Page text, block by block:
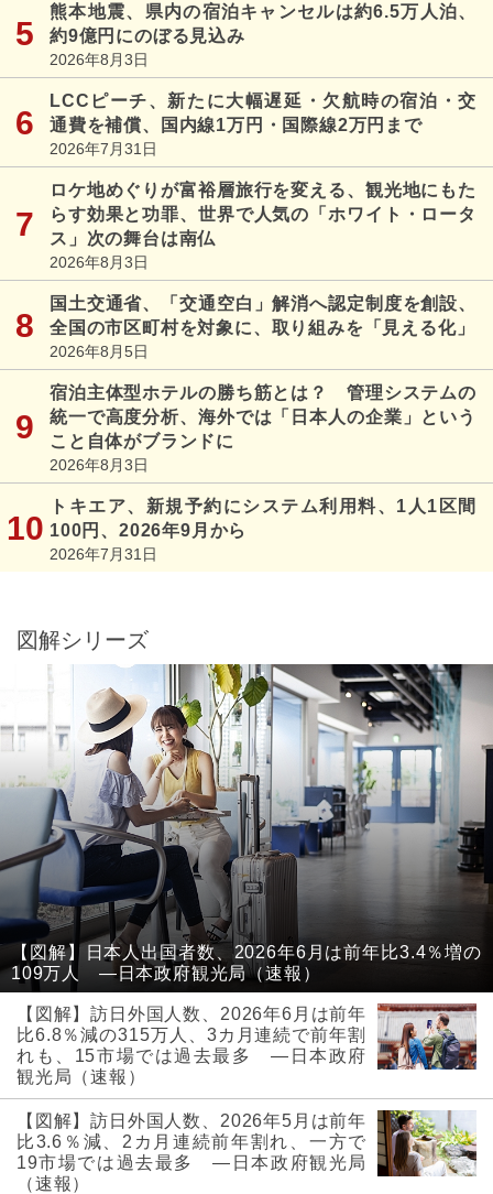
熊本地震、県内の宿泊キャンセルは約6.5万人泊、
約9億円にのぼる見込み
2026年8月3日
LCCピーチ、新たに大幅遅延・欠航時の宿泊・交
通費を補償、国内線1万円・国際線2万円まで
2026年7月31日
ロケ地めぐりが富裕層旅行を変える、観光地にもた
らす効果と功罪、世界で人気の「ホワイト・ロータ
ス」次の舞台は南仏
2026年8月3日
国土交通省、「交通空白」解消へ認定制度を創設、
全国の市区町村を対象に、取り組みを「見える化」
2026年8月5日
宿泊主体型ホテルの勝ち筋とは？ 管理システムの
統一で高度分析、海外では「日本人の企業」という
こと自体がブランドに
2026年8月3日
トキエア、新規予約にシステム利用料、1人1区間
100円、2026年9月から
2026年7月31日
図解シリーズ
【図解】日本人出国者数、2026年6月は前年比3.4％増の
109万人 ―日本政府観光局（速報）
【図解】訪日外国人数、2026年6月は前年
比6.8％減の315万人、3カ月連続で前年割
れも、15市場では過去最多 ―日本政府
観光局（速報）
【図解】訪日外国人数、2026年5月は前年
比3.6％減、2カ月連続前年割れ、一方で
19市場では過去最多 ―日本政府観光局
（速報）